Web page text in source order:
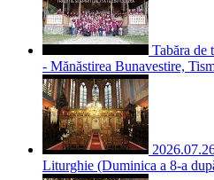
Tabăra de
- Mănăstirea Bunavestire,
Liturghie (Duminica a 8-a